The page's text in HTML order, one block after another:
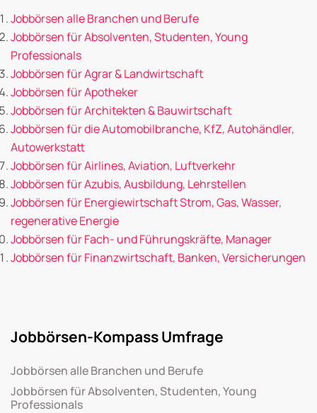
Jobbörsen alle Branchen und Berufe
Jobbörsen für Absolventen, Studenten, Young
Professionals
Jobbörsen für Agrar & Landwirtschaft
Jobbörsen für Apotheker
Jobbörsen für Architekten & Bauwirtschaft
Jobbörsen für die Automobilbranche, KfZ, Autohändler,
Autowerkstatt
Jobbörsen für Airlines, Aviation, Luftverkehr
Jobbörsen für Azubis, Ausbildung, Lehrstellen
Jobbörsen für Energiewirtschaft Strom, Gas, Wasser,
regenerative Energie
Jobbörsen für Fach- und Führungskräfte, Manager
Jobbörsen für Finanzwirtschaft, Banken, Versicherungen
Jobbörsen-Kompass Umfrage
Jobbörsen alle Branchen und Berufe
Jobbörsen für Absolventen, Studenten, Young
Professionals